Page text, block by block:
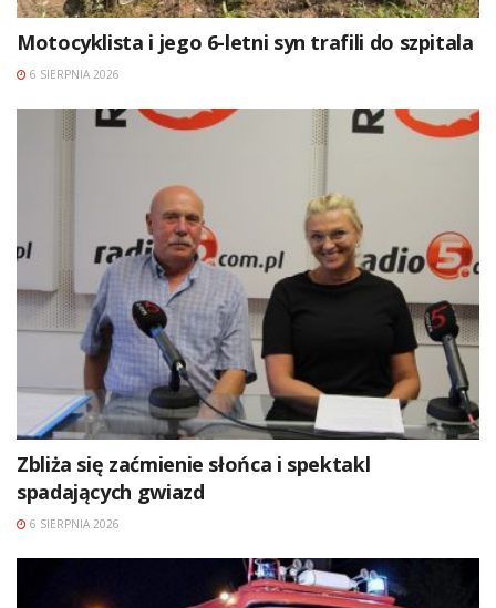
Motocyklista i jego 6-letni syn trafili do szpitala
6 SIERPNIA 2026
Zbliża się zaćmienie słońca i spektakl
spadających gwiazd
6 SIERPNIA 2026